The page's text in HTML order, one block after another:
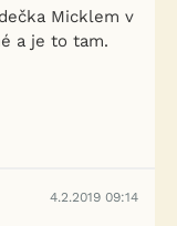
Micklem v
a je to tam.
4.2.2019 09:14